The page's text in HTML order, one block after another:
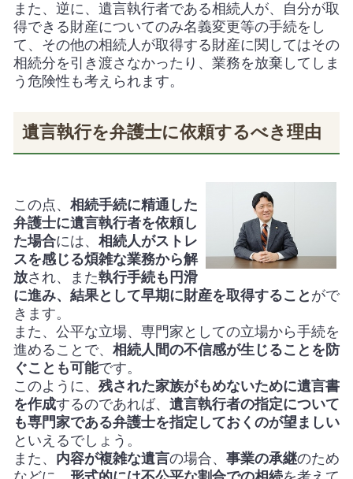
また、逆に、遺言執行者である相続人が、自分が取
得できる財産についてのみ名義変更等の手続をし
て、その他の相続人が取得する財産に関してはその
相続分を引き渡さなかったり、業務を放棄してしま
う危険性も考えられます。
遺言執行を弁護士に依頼するべき理由
この点、 相続手続に精通した
弁護士に遺言執行者を依頼し
た場合には、 相続人がストレ
スを感じる煩雑な業務から解
放され、また執行手続も円滑
に進み、 結果として早期に財産を取得すること がで
きます。
また、公平な立場、専門家としての立場から手続を
進めることで、 相続人間の不信感が生じることを防
ぐことも可能です。
このように、 残された家族がもめないために遺言書
を作成するのであれば、 遺言執行者の指定について
も専門家である弁護士を指定しておくのが望ましい
といえるでしょう。
また、 内容が複雑な遺言の場合、 事業の承継のため